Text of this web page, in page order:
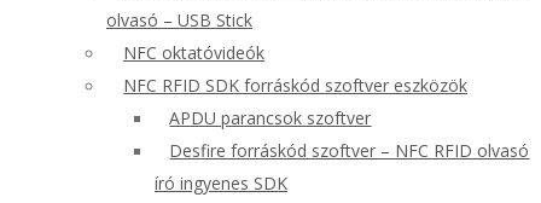
olvasó – USB Stick
NFC oktatóvideók
NFC RFID SDK forráskód szoftver eszközök
APDU parancsok szoftver
Desfire forráskód szoftver – NFC RFID olvasó
író ingyenes SDK